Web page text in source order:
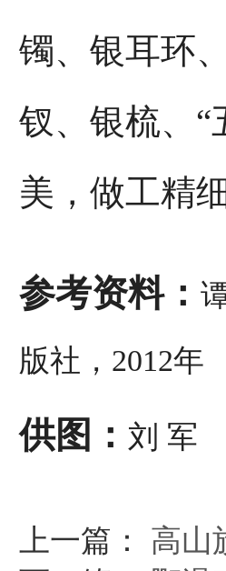
镯、银耳环
钗、银梳、“
美，做工精
参考资料：
版社，2012年
供图： 刘 军
上一篇： 高山